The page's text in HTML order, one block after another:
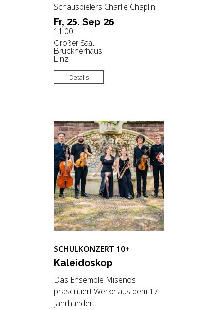
Fr, 25. Sep 26
11:00
Großer Saal
Brucknerhaus
Linz
Schauspielers Charlie Chaplin.
Details
SCHULKONZERT 10+
Ka­lei­do­skop
Das Ensemble Misenos
präsentiert Werke aus dem 17.
Jahrhundert.